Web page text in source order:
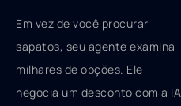
Em vez de você procurar
sapatos, seu agente examina
milhares de opções. Ele
negocia um desconto com a IA